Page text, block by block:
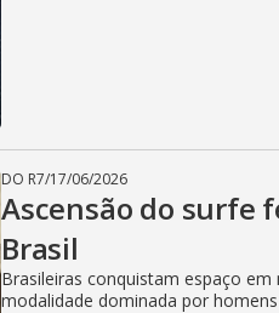
DO R7/17/06/2026
Ascensão do surfe
Brasil
Brasileiras conquistam espaço em
modalidade dominada por homens